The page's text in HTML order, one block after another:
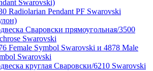
Swarovski)
Radiolarian Pendant PF Swarovski
Сваровски прямоугольная/3500
Swarovski
Female Symbol Swarovski и 4878 Male
Swarovski
круглая Сваровски/6210 Swarovski